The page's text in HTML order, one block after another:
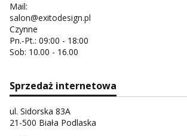
Mail:
salon@exitodesign.pl
Czynne
Pn.-Pt.: 09:00 - 18:00
Sob: 10.00 - 16.00
Sprzedaż internetowa
ul. Sidorska 83A
21-500 Biała Podlaska